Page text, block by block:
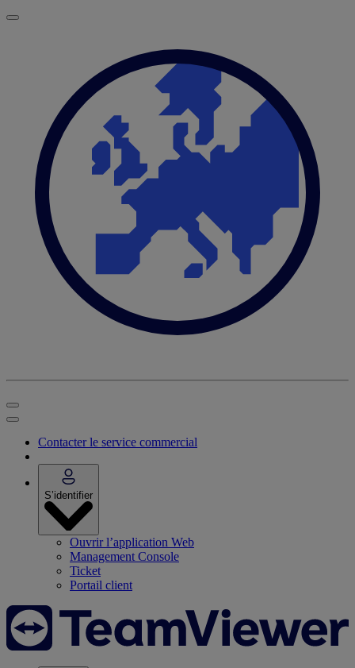
Contacter le service commercial
S’identifier
Ouvrir l’application Web
Management Console
Ticket
Portail client